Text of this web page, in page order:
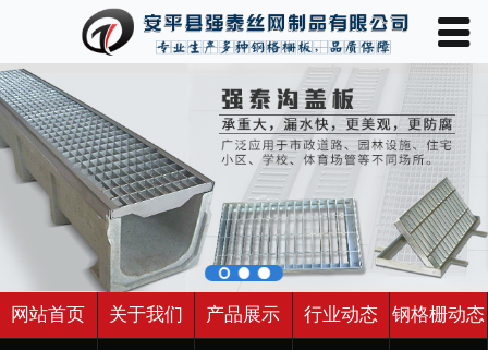
 网站首页
关于我们
产品展示
钢格栅动态
技术支持
󰀥
网站首页 关于我们 产品展示 行业动态 钢格栅动态